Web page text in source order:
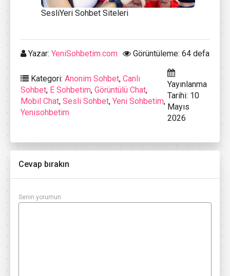
SesliYeri Sohbet Siteleri
Yazar: YeniSohbetim.com Görüntüleme: 64 defa
Kategori: Anonim Sohbet, Canlı
Sohbet, E Sohbetim, Görüntülü Chat,
Mobil Chat, Sesli Sohbet, Yeni Sohbetim,
Yenisohbetim
Yayınlanma
Tarihi: 10
Mayıs
2026
Cevap bırakın
Senin yorumun